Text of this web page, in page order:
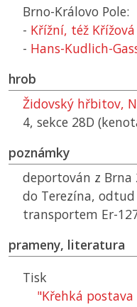
Brno-Královo Pole:
- Křížní, též Křížová
- Hans-Kudlich-
hrob
Židovský hřbitov,
4, sekce 28D
poznámky
deportován z Brna
do Terezína, odtud
transportem Er-
prameny, literatura
Tisk
"Křehká